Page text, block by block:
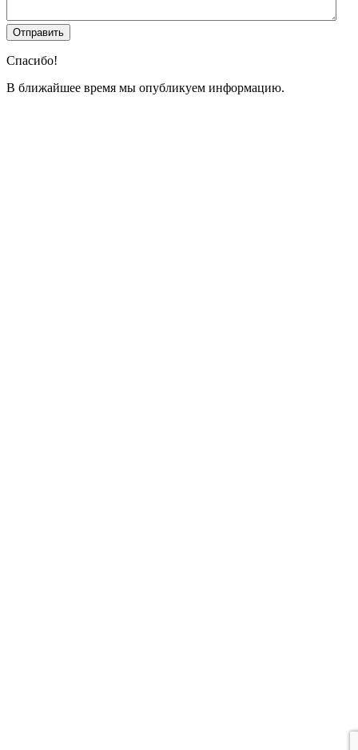
Спасибо!
В ближайшее время мы опубликуем информацию.